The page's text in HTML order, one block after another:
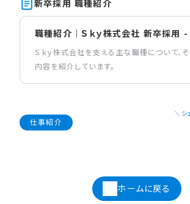
新卒採用 職種紹介
職種紹介｜Ｓｋｙ株式会社 新卒採用 -
Ｓｋｙ株式会社を支える主な職種について、
内容を紹介しています。
仕事紹介
＼シ
ホームに戻る